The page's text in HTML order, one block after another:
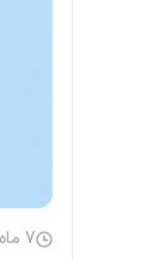
7 ماه پیش